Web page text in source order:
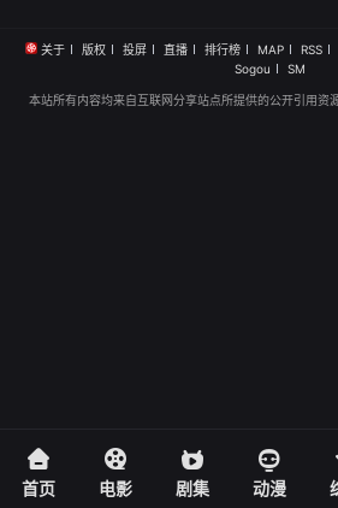
关于 版权 投屏 直播 排行榜 MAP RSS
Sogou
SM
本站所有内容均来自互联网分享站点所提供的公开引用资
首页 电影 剧集 动漫